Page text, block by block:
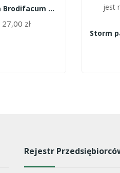
Kostka Brodifacum 1kg/Monachem/
27,00 zł
jest
Rejestr